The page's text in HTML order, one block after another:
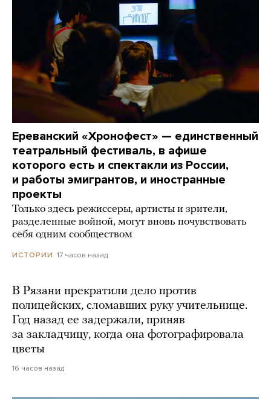
Ереванский «Хронофест» — единственный
театральный фестиваль, в афише
которого есть и спектакли из России,
и работы эмигрантов, и иностранные
проекты
Только здесь режиссеры, артисты и зрители,
разделенные войной, могут вновь почувствовать
себя одним сообществом
ИСТОРИИ 17 часов назад
В Рязани прекратили дело против
полицейских, сломавших руку учительнице.
Год назад ее задержали, приняв
за закладчицу, когда она фотографировала
цветы
16 часов назад